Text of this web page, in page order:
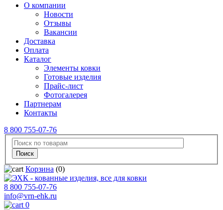
О компании
Новости
Отзывы
Вакансии
Доставка
Оплата
Каталог
Элементы ковки
Готовые изделия
Прайс-лист
Фотогалерея
Партнерам
Контакты
8 800 755-07-76
Корзина (0)
8 800 755-07-76
info@vrn-ehk.ru
0